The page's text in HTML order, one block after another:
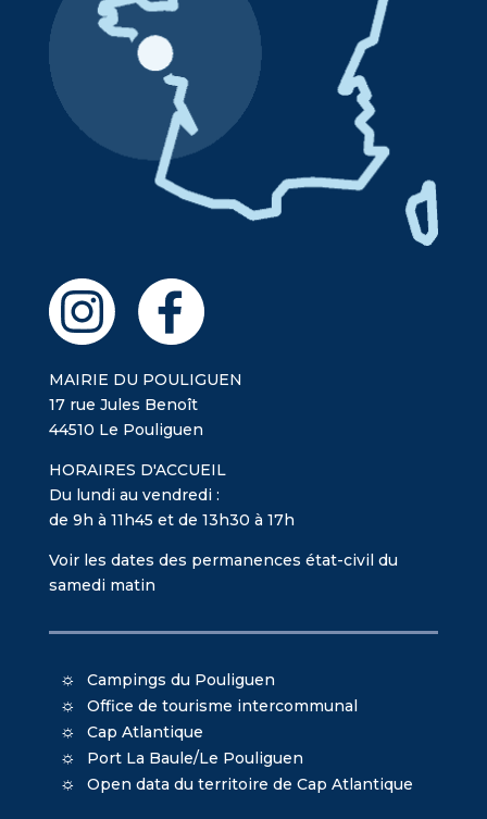
MAIRIE DU POULIGUEN
17 rue Jules Benoît
44510 Le Pouliguen
HORAIRES D'ACCUEIL
Du lundi au vendredi :
de 9h à 11h45 et de 13h30 à 17h
Voir les dates des permanences état-civil du
samedi matin
Campings du Pouliguen
Office de tourisme intercommunal
Cap Atlantique
Port La Baule/Le Pouliguen
Open data du territoire de Cap Atlantique